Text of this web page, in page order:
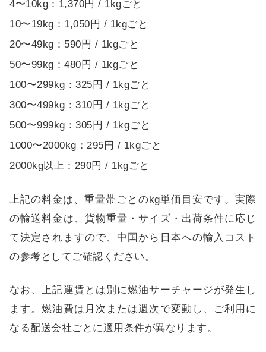
4〜10kg：1,370円 / 1kgごと
10〜19kg：1,050円 / 1kgごと
20〜49kg：590円 / 1kgごと
50〜99kg：480円 / 1kgごと
100〜299kg：325円 / 1kgごと
300〜499kg：310円 / 1kgごと
500〜999kg：305円 / 1kgごと
1000〜2000kg：295円 / 1kgごと
2000kg以上：290円 / 1kgごと
上記の料金は、重量帯ごとのkg単価目安です。実際
の輸送料金は、貨物重量・サイズ・出荷条件に応じ
て決定されますので、中国から日本への輸入コスト
の参考としてご確認ください。
なお、上記運賃とは別に燃油サーチャージが発生し
ます。燃油費は月次または週次で変動し、ご利用に
なる配送会社ごとに適用条件が異なります。